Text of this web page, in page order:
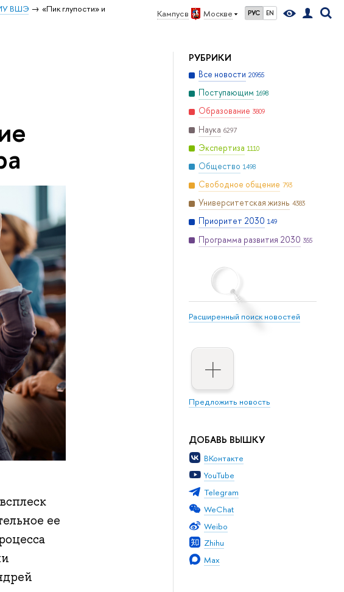
Кампус в Москве РУС EN
ВШЭ
«Пик глупости» и
РУБРИКИ
Все новости 20955
Поступающим 1698
Образование 3809
Наука 6297
Экспертиза 1110
Общество 1498
Свободное общение 793
Университетская жизнь 4383
Приоритет 2030 149
Программа развития 2030 355
Расширенный поиск новостей
Предложить новость
ДОБАВЬ ВЫШКУ
ВКонтакте
YouTube
Telegram
WeChat
Weibo
Zhihu
Max
ее